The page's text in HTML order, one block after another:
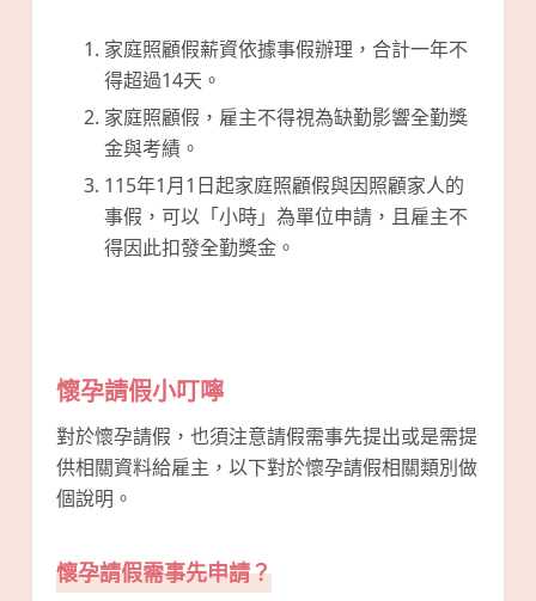
家庭照顧假薪資依據事假辦理，合計一年不
得超過14天。
家庭照顧假，雇主不得視為缺勤影響全勤獎
金與考績。
115年1月1日起家庭照顧假與因照顧家人的
事假，可以「小時」為單位申請，且雇主不
得因此扣發全勤獎金。
懷孕請假小叮嚀
對於懷孕請假，也須注意請假需事先提出或是需提
供相關資料給雇主，以下對於懷孕請假相關類別做
個說明。
懷孕請假需事先申請？